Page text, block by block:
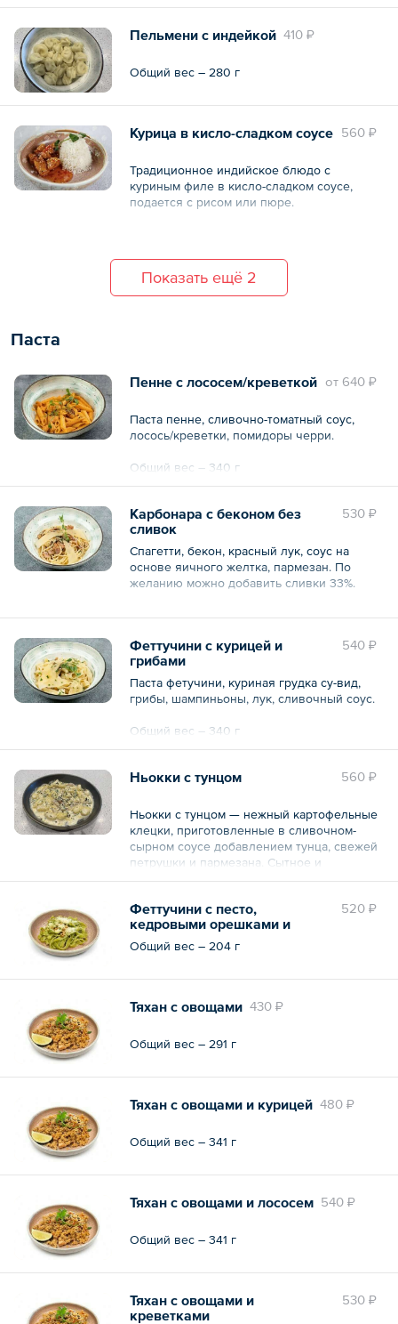
410 ₽
Пельмени с индейкой
Общий вес – 280 г
560 ₽
Курица в кисло-сладком соусе
Традиционное индийское блюдо с
куриным филе в кисло-сладком соусе,
подается с рисом или пюре.
Показать ещё 2
Паста
oт 640 ₽
Пенне с лососем/креветкой
Паста пенне, сливочно-томатный соус,
лосось/креветки, помидоры черри.
Общий вес – 340 г
530 ₽
Карбонара с беконом без
сливок
Спагетти, бекон, красный лук, соус на
основе яичного желтка, пармезан. По
желанию можно добавить сливки 33%.
540 ₽
Феттучини с курицей и
грибами
Паста фетучини, куриная грудка су-вид,
грибы, шампиньоны, лук, сливочный соус.
Общий вес – 340 г
560 ₽
Ньокки с тунцом
Ньокки с тунцом — нежный картофельные
клецки, приготовленные в сливочном-
сырном соусе добавлением тунца, свежей
петрушки и пармезана. Сытное и
ароматное блюдо итальянской кухни.
Общий вес – 307 г 520 ₽
Феттучини с песто,
кедровыми орешками и
пармезаном
Общий вес – 204 г
430 ₽
Тяхан с овощами
Общий вес – 291 г
480 ₽
Тяхан с овощами и курицей
Общий вес – 341 г
540 ₽
Тяхан с овощами и лососем
Общий вес – 341 г
530 ₽
Тяхан с овощами и
креветками